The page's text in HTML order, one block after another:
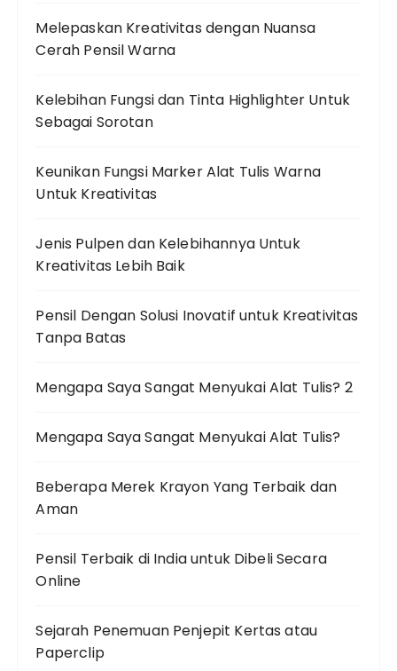
Melepaskan Kreativitas dengan Nuansa
Cerah Pensil Warna
Kelebihan Fungsi dan Tinta Highlighter Untuk
Sebagai Sorotan
Keunikan Fungsi Marker Alat Tulis Warna
Untuk Kreativitas
Jenis Pulpen dan Kelebihannya Untuk
Kreativitas Lebih Baik
Pensil Dengan Solusi Inovatif untuk Kreativitas
Tanpa Batas
Mengapa Saya Sangat Menyukai Alat Tulis? 2
Mengapa Saya Sangat Menyukai Alat Tulis?
Beberapa Merek Krayon Yang Terbaik dan
Aman
Pensil Terbaik di India untuk Dibeli Secara
Online
Sejarah Penemuan Penjepit Kertas atau
Paperclip